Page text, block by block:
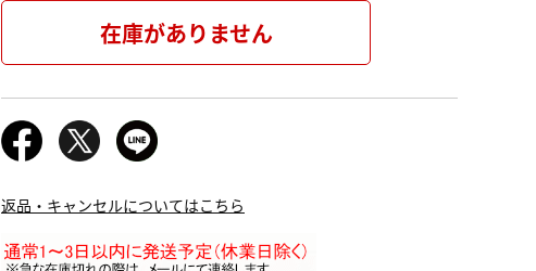
在庫がありません
返品・キャンセルについてはこちら